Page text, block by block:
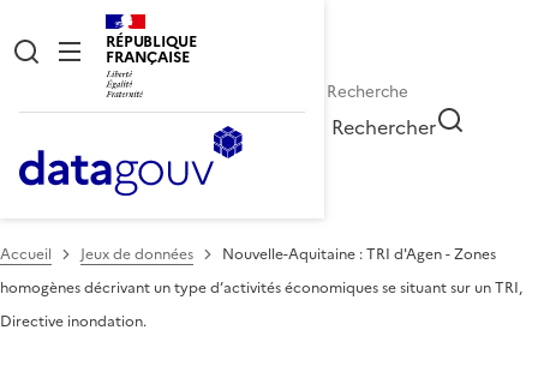
RÉPUBLIQUE
FRANÇAISE
Rechercher
Accueil Jeux de données
Nouvelle-Aquitaine : TRI d'Agen - Zones
homogènes décrivant un type d’activités économiques se situant sur un TRI,
Directive inondation.